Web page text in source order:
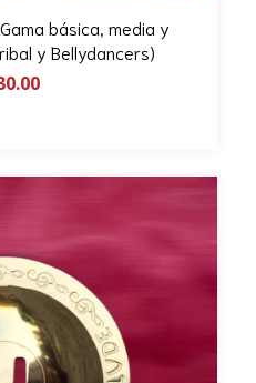
básica, media y
y Bellydancers)